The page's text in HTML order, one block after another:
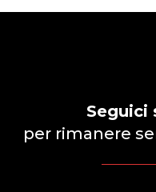
Seguici
per rimanere